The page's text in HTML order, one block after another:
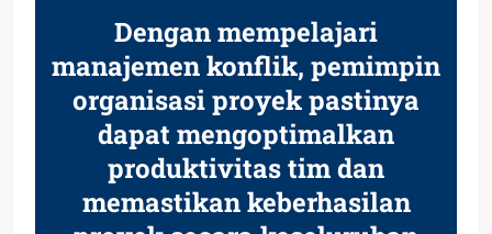
Dengan mempelajari
manajemen konflik, pemimpin
organisasi proyek pastinya
dapat mengoptimalkan
produktivitas tim dan
memastikan keberhasilan